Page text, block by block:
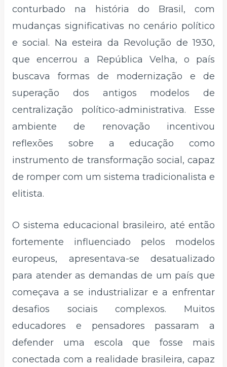
conturbado na história do Brasil, com
mudanças significativas no cenário político
e social. Na esteira da Revolução de 1930,
que encerrou a República Velha, o país
buscava formas de modernização e de
superação dos antigos modelos de
centralização político-administrativa. Esse
ambiente de renovação incentivou
reflexões sobre a educação como
instrumento de transformação social, capaz
de romper com um sistema tradicionalista e
elitista.
O sistema educacional brasileiro, até então
fortemente influenciado pelos modelos
europeus, apresentava-se desatualizado
para atender as demandas de um país que
começava a se industrializar e a enfrentar
desafios sociais complexos. Muitos
educadores e pensadores passaram a
defender uma escola que fosse mais
conectada com a realidade brasileira, capaz